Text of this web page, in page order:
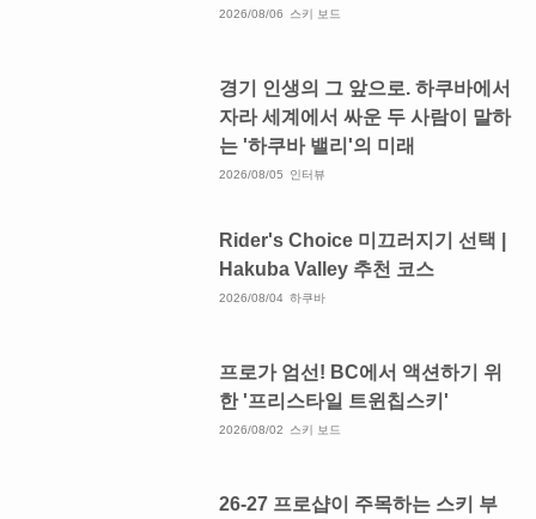
2026/08/06 스키 보드
경기 인생의 그 앞으로. 하쿠바에서
자라 세계에서 싸운 두 사람이 말하
는 '하쿠바 밸리'의 미래
2026/08/05 인터뷰
Rider's Choice 미끄러지기 선택 |
Hakuba Valley 추천 코스
2026/08/04 하쿠바
프로가 엄선! BC에서 액션하기 위
한 '프리스타일 트윈칩스키'
2026/08/02 스키 보드
26-27 프로샵이 주목하는 스키 부